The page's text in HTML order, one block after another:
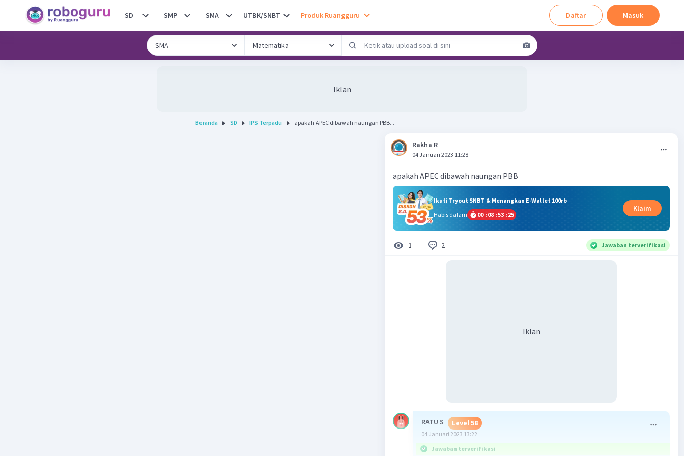
SD SMP SMA UTBK/SNBT Produk Ruangguru Daftar Masuk
Iklan
Beranda SD IPS Terpadu apakah APEC dibawah naungan PBB...
Rakha R
04 Januari 2023 11:28
apakah APEC dibawah naungan PBB
Ikuti Tryout SNBT & Menangkan E-Wallet 100rb
Habis dalam
00 :08 :53 :25
Klaim
1 2 Jawaban terverifikasi
Iklan
RATU S Level 58
04 Januari 2023 13:22
Jawaban terverifikasi